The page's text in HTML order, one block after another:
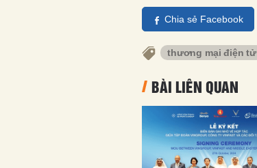
Chia sẻ Facebook
thương mại điện tử
BÀI LIÊN QUAN